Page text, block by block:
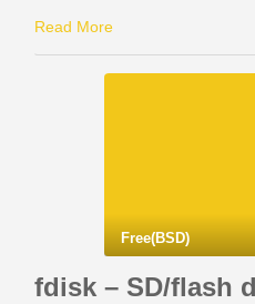
Read More
Free(BSD)
fdisk – SD/flash